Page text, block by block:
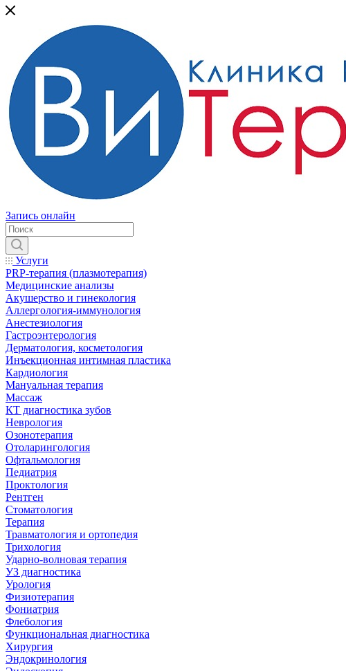
Запись онлайн
Услуги
PRP-терапия (плазмотерапия)
Медицинские анализы
Акушерство и гинекология
Аллергология-иммунология
Анестезиология
Гастроэнтерология
Дерматология, косметология
Инъекционная интимная пластика
Кардиология
Мануальная терапия
Массаж
КТ диагностика зубов
Неврология
Озонотерапия
Отоларингология
Офтальмология
Педиатрия
Проктология
Рентген
Стоматология
Терапия
Травматология и ортопедия
Трихология
Ударно-волновая терапия
УЗ диагностика
Урология
Физиотерапия
Фониатрия
Флебология
Функциональная диагностика
Хирургия
Эндокринология